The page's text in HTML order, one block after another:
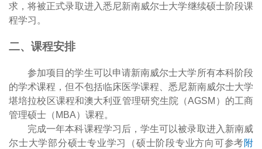
求，将被正式录取进入悉尼新南威尔士大学继续硕士阶段课
程学习。
二、课程安排
参加项目的学生可以申请新南威尔士大学所有本科阶段
的学术课程，但不包括临床医学课程、悉尼新南威尔士大学
堪培拉校区课程和澳大利亚管理研究生院（AGSM ）的工商
管理硕士（ MBA）课程。
完成一年本科课程学习后，学生可以被录取进入新南威
尔士大学部分硕士专业学习（硕士阶段专业方向可参考附